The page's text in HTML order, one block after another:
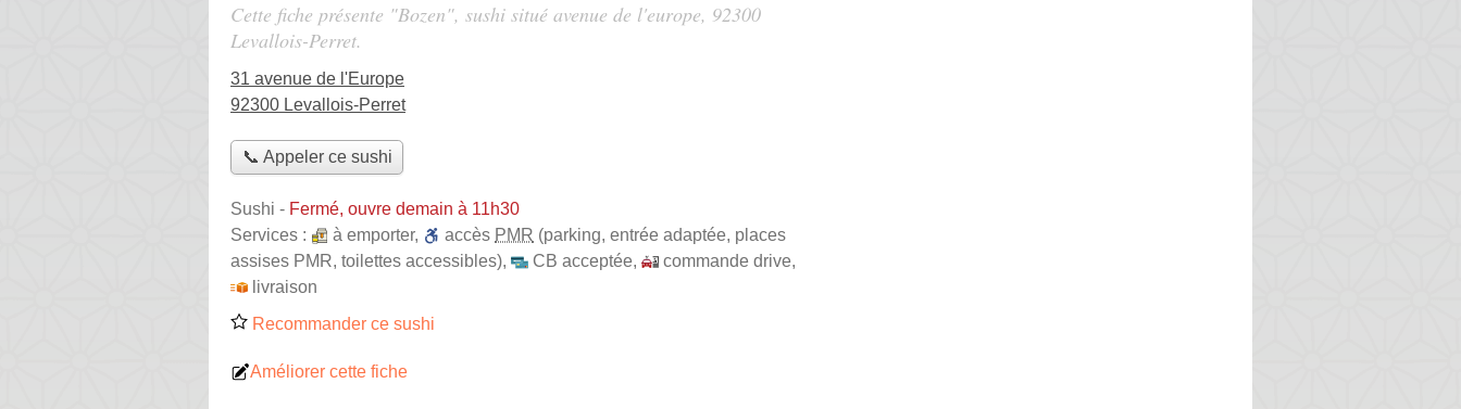
Cette fiche présente "Bozen", sushi situé avenue de l'europe, 92300
Levallois-Perret.
31 avenue de l'Europe
92300 Levallois-Perret
📞 Appeler ce sushi
Sushi - Fermé, ouvre demain à 11h30
Services :
à emporter, accès PMR (parking, entrée adaptée, places
assises PMR, toilettes accessibles), CB acceptée, commande drive,
livraison
Recommander ce sushi
Améliorer cette fiche